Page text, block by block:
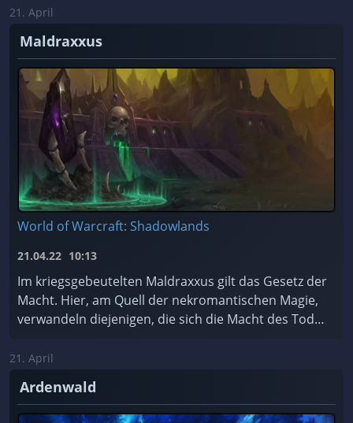
...
21. April
Maldraxxus
World of Warcraft: Shadowlands
21.04.22 10:13
Im kriegsgebeutelten Maldraxxus gilt das Gesetz der
Macht. Hier, am Quell der nekromantischen Magie,
verwandeln diejenigen, die sich die Macht des Todes
21. April
Ardenwald